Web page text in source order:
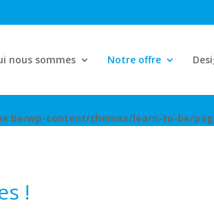
nous sommes Notre offre
wp-content/themes/learn-to-be/
!